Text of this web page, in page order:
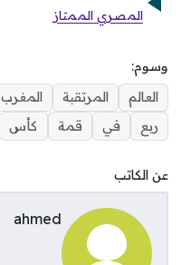
المصري الممتاز
وسوم:
العالم
المرتقبة المغرب
ربع
في قمة كأس
عن الكاتب
ahmed